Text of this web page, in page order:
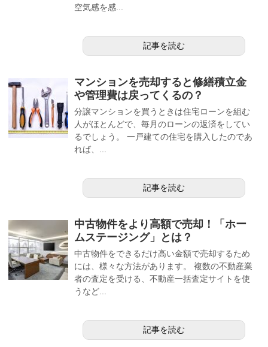
空気感を感...
記事を読む
マンションを売却すると修繕積立金
や管理費は戻ってくるの？
分譲マンションを買うときは住宅ローンを組む
人がほとんどで、毎月のローンの返済をしてい
るでしょう。 一戸建ての住宅を購入したのであ
れば、...
記事を読む
中古物件をより高額で売却！「ホー
ムステージング」とは？
中古物件をできるだけ高い金額で売却するため
には、様々な方法があります。 複数の不動産業
者の査定を受ける、不動産一括査定サイトを使
うなど...
記事を読む